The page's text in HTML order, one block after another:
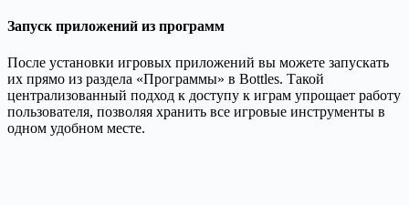
Запуск приложений из программ
После установки игровых приложений вы можете запускать
их прямо из раздела «Программы» в Bottles. Такой
централизованный подход к доступу к играм упрощает работу
пользователя, позволяя хранить все игровые инструменты в
одном удобном месте.